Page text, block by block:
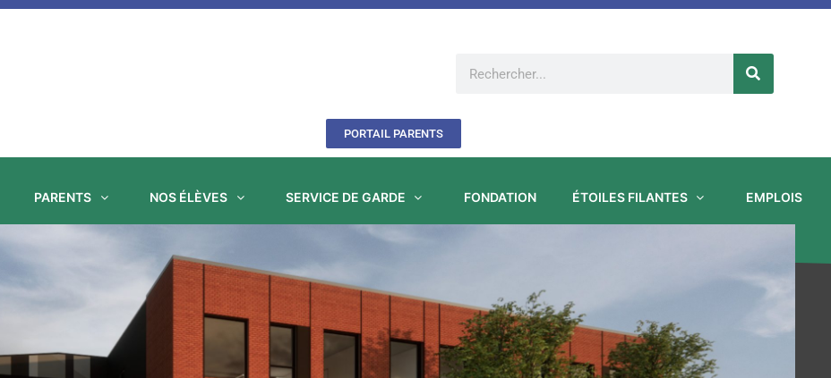
PORTAIL PARENTS
PARENTS NOS ÉLÈVES SERVICE DE GARDE FONDATION ÉTOILES FILANTES EMPLOIS